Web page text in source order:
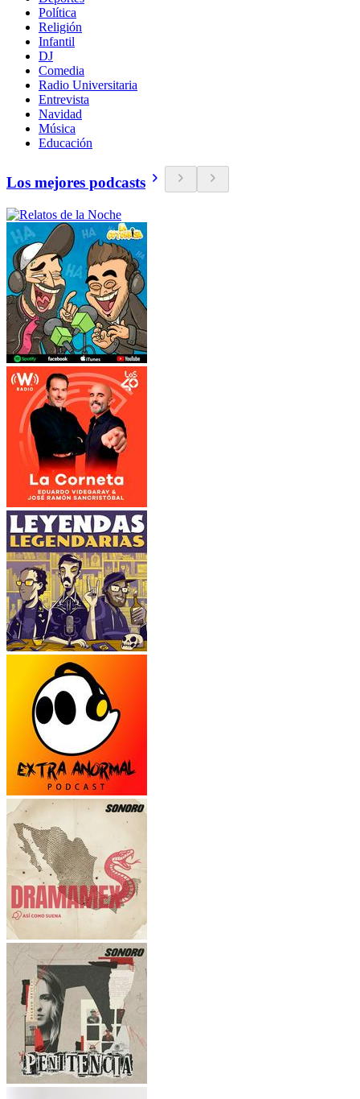
Política
Religión
Infantil
DJ
Comedia
Radio Universitaria
Entrevista
Navidad
Música
Educación
Los mejores podcasts